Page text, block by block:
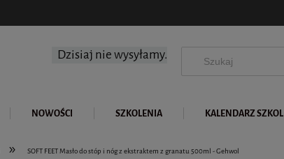
Dzisiaj nie wysyłamy.
NOWOŚCI SZKOLENIA KALENDARZ
» SOFT FEET Masło do stóp i nóg z ekstraktem z granatu 500ml - Gehwol